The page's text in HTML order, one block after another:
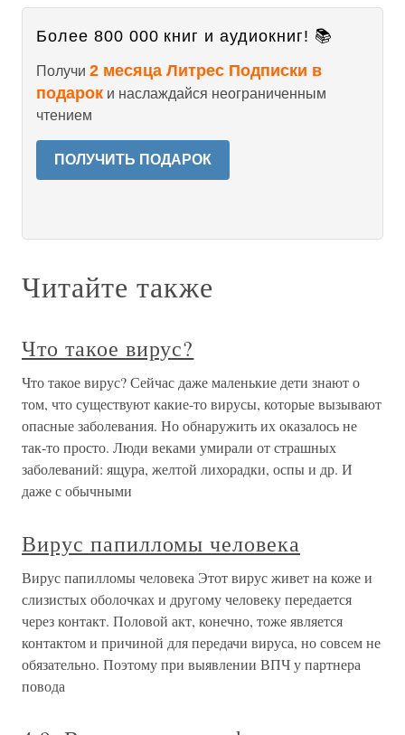
Более 800 000 книг и аудиокниг! 📚
Получи 2 месяца Литрес Подписки в
подарок и наслаждайся неограниченным
чтением
ПОЛУЧИТЬ ПОДАРОК
Читайте также
Что такое вирус?
Что такое вирус? Сейчас даже маленькие дети знают о
том, что существуют какие-то вирусы, которые вызывают
опасные заболевания. Но обнаружить их оказалось не
так-то просто. Люди веками умирали от страшных
заболеваний: ящура, желтой лихорадки, оспы и др. И
даже с обычными
Вирус папилломы человека
Вирус папилломы человека Этот вирус живет на коже и
слизистых оболочках и другому человеку передается
через контакт. Половой акт, конечно, тоже является
контактом и причиной для передачи вируса, но совсем не
обязательно. Поэтому при выявлении ВПЧ у партнера
повода